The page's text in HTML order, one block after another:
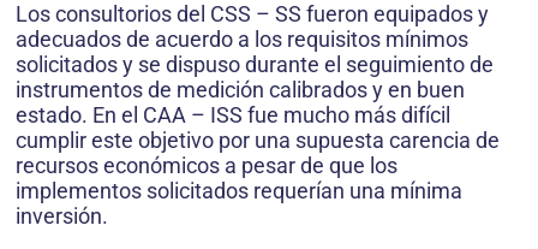
Los consultorios del CSS – SS fueron equipados y
adecuados de acuerdo a los requisitos mínimos
solicitados y se dispuso durante el seguimiento de
instrumentos de medición calibrados y en buen
estado. En el CAA – ISS fue mucho más difícil
cumplir este objetivo por una supuesta carencia de
recursos económicos a pesar de que los
implementos solicitados requerían una mínima
inversión.